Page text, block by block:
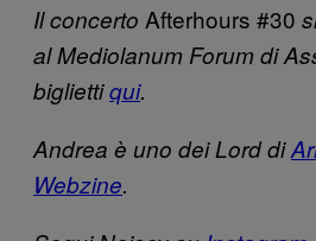
Il concerto Afterhours #30
al Mediolanum Forum di
bigliettiqui.
Andrea è uno dei Lord di
Webzine.